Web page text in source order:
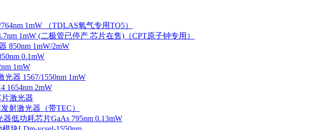
1mW （TDLAS氧气专用TO5）
1mW (二极管已停产 芯片在售)（CPT原子钟专用）
850nm 1mW/2mW
0.1mW
1mW
器 1567/1550nm 1mW
1654nm 2mW
激光器
射激光器（带TEC）
低功耗芯片GaAs 795nm 0.13mW